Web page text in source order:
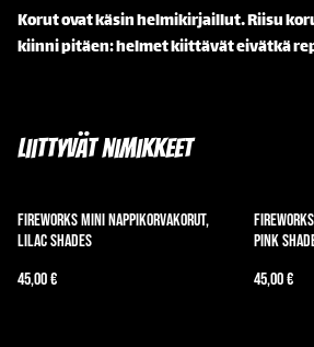
Korut ovat käsin helmikirjaillut. Riisu
kiinni pitäen: helmet kiittävät eivätkä
Liittyvät nimikkeet
Fireworks mini nappikorvakorut,
Lilac Shades
45,00 €
Pink
45,00 €